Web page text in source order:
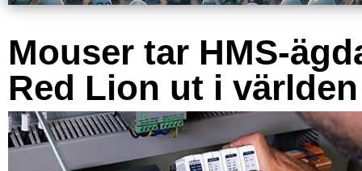
Mouser tar HMS-
Red Lion ut i världen